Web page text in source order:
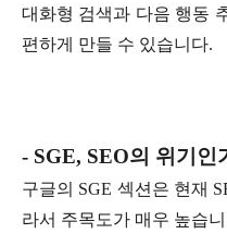
대화형 검색과 다음 행동
편하게 만들 수 있습니다.
- SGE, SEO의 위기인
구글의 SGE 섹션은 현재
라서 주목도가 매우 높습